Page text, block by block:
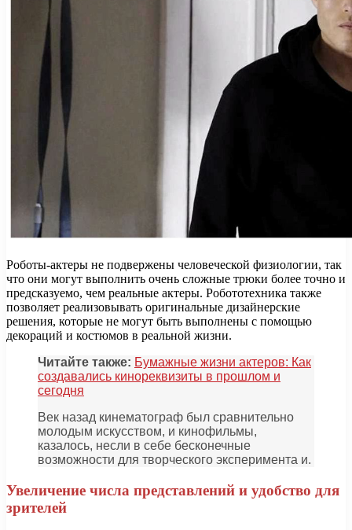
Роботы-актеры не подвержены человеческой физиологии, так
что они могут выполнить очень сложные трюки более точно и
предсказуемо, чем реальные актеры. Робототехника также
позволяет реализовывать оригинальные дизайнерские
решения, которые не могут быть выполнены с помощью
декораций и костюмов в реальной жизни.
Читайте также: Бумажные жизни актеров: Как
создавались кинореквизиты в прошлом и
сегодня
Век назад кинематограф был сравнительно
молодым искусством, и кинофильмы,
казалось, несли в себе бесконечные
возможности для творческого эксперимента и.
Увеличение числа представлений и удобство для
зрителей